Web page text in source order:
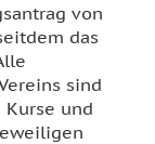
von
das
sind
und